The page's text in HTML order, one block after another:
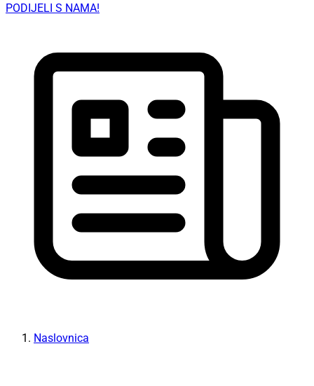
PODIJELI S NAMA!
Naslovnica